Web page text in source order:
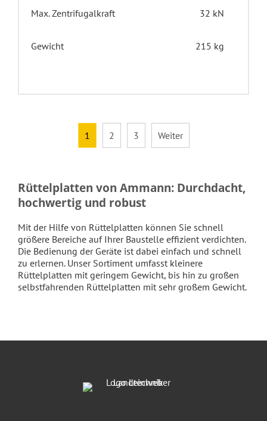
Max. Zentrifugalkraft 32 kN
Gewicht 215 kg
1 2 3 Weiter
Rüttelplatten von Ammann: Durchdacht,
hochwertig und robust
Mit der Hilfe von Rüttelplatten können Sie schnell
größere Bereiche auf Ihrer Baustelle effizient verdichten.
Die Bedienung der Geräte ist dabei einfach und schnell
zu erlernen. Unser Sortiment umfasst kleinere
Rüttelplatten mit geringem Gewicht, bis hin zu großen
selbstfahrenden Rüttelplatten mit sehr großem Gewicht.